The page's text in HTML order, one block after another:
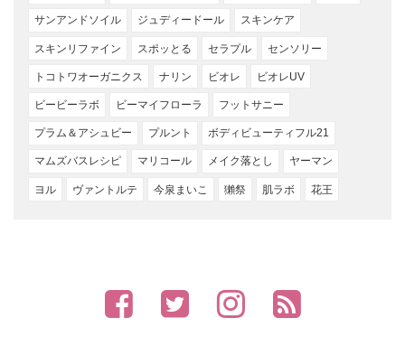
サンアンドソイル ジュディードール スキンケア
スキンリファイン スポッとる セラプル センソリー
トコトワオーガニクス ナリン ビオレ ビオレUV
ビービーラボ ビーマイフローラ フットサニー
プラム＆アシュビー プルント ボディビューティフル21
マムズバスレシピ マリコール メイク落とし ヤーマン
ヨル ヴァントルテ 今泉まいこ 獺祭 肌ラボ 花王